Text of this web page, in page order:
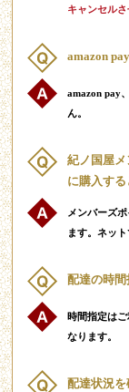
キャンセル
amazon
amazon pay
ん。
紀ノ国屋
に購入す
メンバーズ
ます。ネッ
配達の時間
時間指定は
なります。
配達状況を